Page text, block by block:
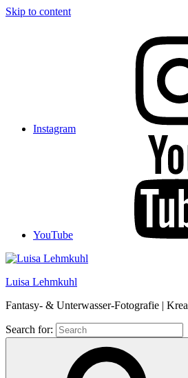
Skip to content
Instagram
YouTube
Luisa Lehmkuhl
Fantasy- & Unterwasser-Fotografie |
Search for: